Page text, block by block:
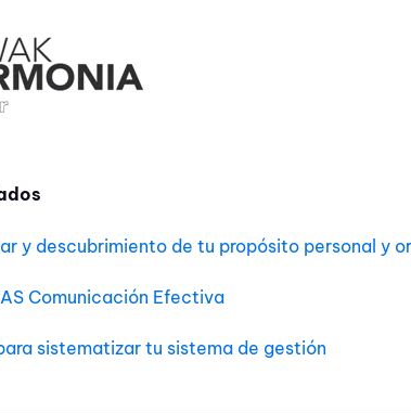
y descubrimiento de tu propósito personal y
Comunicación Efectiva
sistematizar tu sistema de gestión